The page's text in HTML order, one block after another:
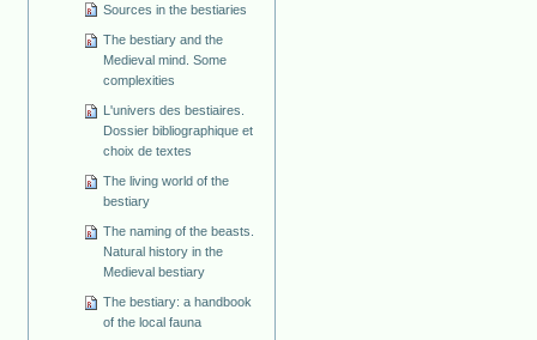
Sources in the bestiaries
The bestiary and the
Medieval mind. Some
complexities
L'univers des bestiaires.
Dossier bibliographique et
choix de textes
The living world of the
bestiary
The naming of the beasts.
Natural history in the
Medieval bestiary
The bestiary: a handbook
of the local fauna